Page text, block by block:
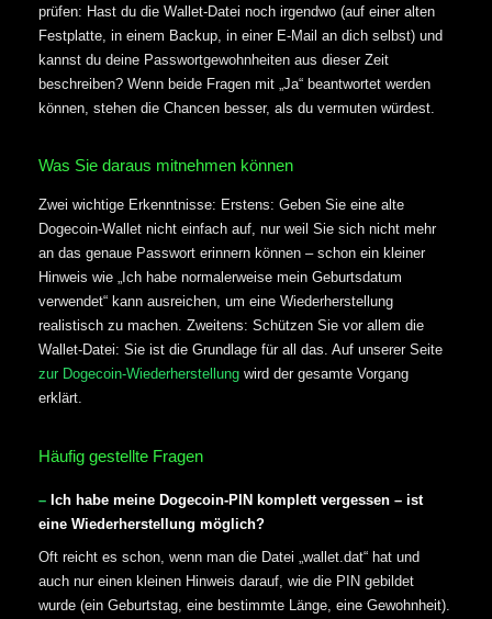
prüfen: Hast du die Wallet-Datei noch irgendwo (auf einer alten
Festplatte, in einem Backup, in einer E-Mail an dich selbst) und
kannst du deine Passwortgewohnheiten aus dieser Zeit
beschreiben? Wenn beide Fragen mit „Ja“ beantwortet werden
können, stehen die Chancen besser, als du vermuten würdest.
Was Sie daraus mitnehmen können
Zwei wichtige Erkenntnisse: Erstens: Geben Sie eine alte
Dogecoin-Wallet nicht einfach auf, nur weil Sie sich nicht mehr
an das genaue Passwort erinnern können – schon ein kleiner
Hinweis wie „Ich habe normalerweise mein Geburtsdatum
verwendet“ kann ausreichen, um eine Wiederherstellung
realistisch zu machen. Zweitens: Schützen Sie vor allem die
Wallet-Datei: Sie ist die Grundlage für all das. Auf unserer Seite
zur Dogecoin-Wiederherstellung wird der gesamte Vorgang
erklärt.
Häufig gestellte Fragen
Ich habe meine Dogecoin-PIN komplett vergessen – ist
eine Wiederherstellung möglich?
Oft reicht es schon, wenn man die Datei „wallet.dat“ hat und
auch nur einen kleinen Hinweis darauf, wie die PIN gebildet
wurde (ein Geburtstag, eine bestimmte Länge, eine Gewohnheit).